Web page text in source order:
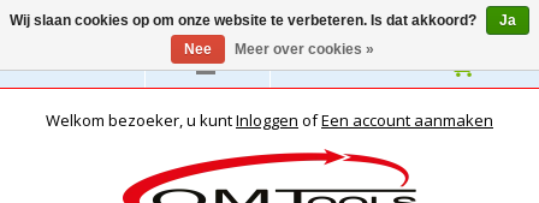
Nederlands
Welkom bezoeker, u kuntInloggen ofEen account aanmaken
Wij slaan cookies op om onze website te verbeteren. Is dat akkoord?
Ja
Nee
Meer over cookies »